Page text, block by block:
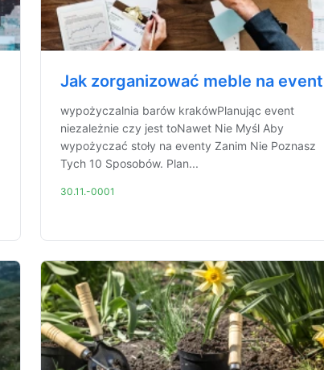
Jak zorganizować meble na event
wypożyczalnia barów krakówPlanując event
niezależnie czy jest toNawet Nie Myśl Aby
wypożyczać stoły na eventy Zanim Nie Poznasz
Tych 10 Sposobów. Plan...
30.11.-0001